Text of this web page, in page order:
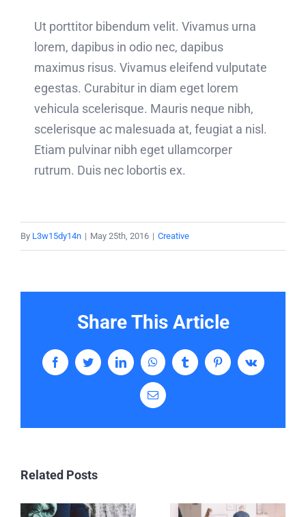
Ut porttitor bibendum velit. Vivamus urna
lorem, dapibus in odio nec, dapibus
maximus risus. Vivamus eleifend vulputate
egestas. Curabitur in diam eget lorem
vehicula scelerisque. Mauris neque nibh,
scelerisque ac malesuada at, feugiat a nisl.
Etiam pulvinar nibh eget ullamcorper
rutrum. Duis nec lobortis ex.
By L3w15dy14n | May 25th, 2016 | Creative
Share This Article
FacebookTwitterLinkedInWhatsAppTumblrPinterestVk
Email
Related Posts